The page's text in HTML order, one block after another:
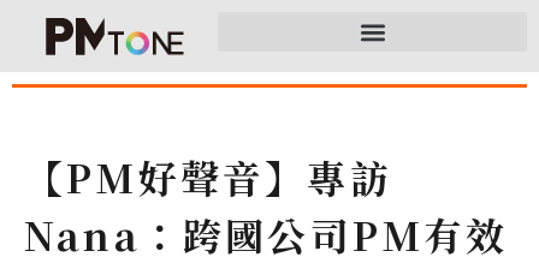
【PM好聲音】專訪
Nana：跨國公司PM有效